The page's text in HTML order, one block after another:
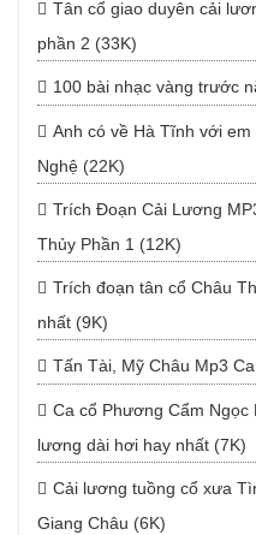
Tân cổ giao duyên cải
phần 2 (33K)
100 bài nhạc vàng trước
Anh có về Hà Tĩnh với
Nghệ (22K)
Trích Đoạn Cải Lương
Thủy Phần 1 (12K)
Trích đoạn tân cổ Châu
nhất (9K)
Tấn Tài, Mỹ Châu Mp3
Ca cổ Phương Cẩm Ngọc
lương dài hơi hay nhất (7K)
Cải lương tuồng cổ xưa
Giang Châu (6K)